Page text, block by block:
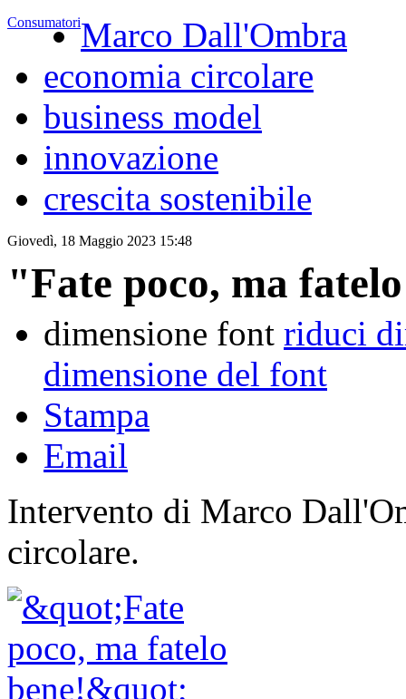
ConsumatoriMarco Dall'Ombra
economia circolare
business model
innovazione
crescita sostenibile
Giovedì, 18 Maggio 2023 15:48
"Fate poco, ma
dimensione font riduci
dimensione del font
Stampa
Email
Intervento di Marco
circolare.